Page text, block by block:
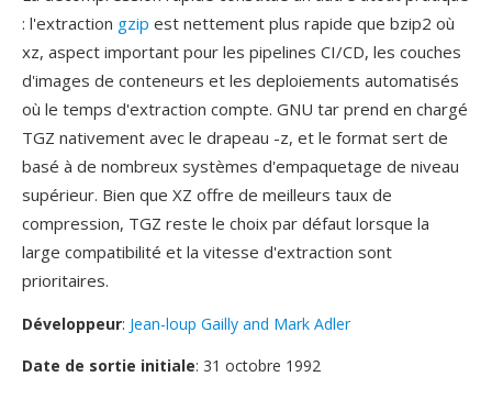
: l'extraction gzip est nettement plus rapide que bzip2 où
xz, aspect important pour les pipelines CI/CD, les couches
d'images de conteneurs et les deploiements automatisés
où le temps d'extraction compte. GNU tar prend en chargé
TGZ nativement avec le drapeau -z, et le format sert de
basé à de nombreux systèmes d'empaquetage de niveau
supérieur. Bien que XZ offre de meilleurs taux de
compression, TGZ reste le choix par défaut lorsque la
large compatibilité et la vitesse d'extraction sont
prioritaires.
Développeur: Jean-loup Gailly and Mark Adler
Date de sortie initiale: 31 octobre 1992